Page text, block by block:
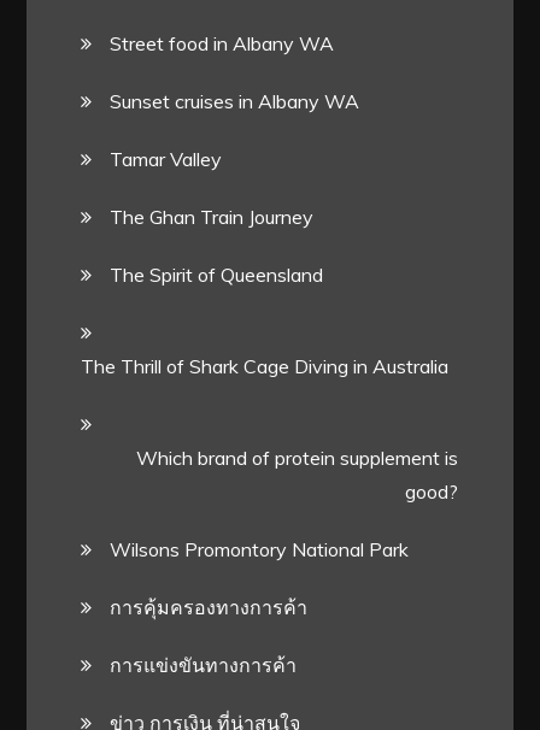
Street food in Albany WA
Sunset cruises in Albany WA
Tamar Valley
The Ghan Train Journey
The Spirit of Queensland
The Thrill of Shark Cage Diving in Australia
Which brand of protein supplement is
good?
Wilsons Promontory National Park
การคุ้มครองทางการค้า
การแข่งขันทางการค้า
ข่าว การเงิน ที่น่าสนใจ